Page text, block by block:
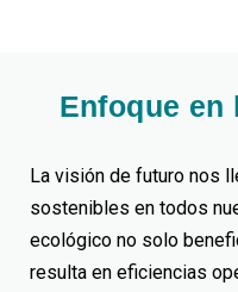
Enfoque
La visión de futuro nos
sostenibles en todos
ecológico no solo
resulta en eficiencias